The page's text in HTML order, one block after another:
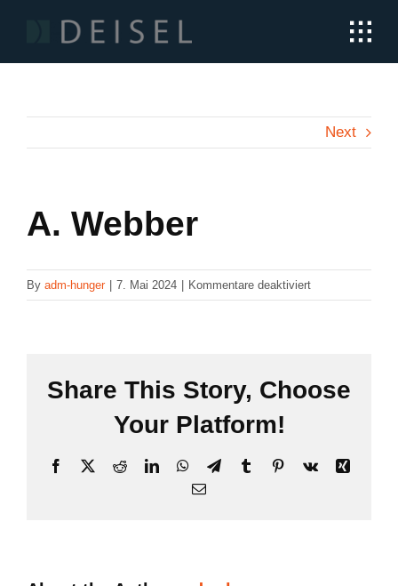
content
Next
A. Webber
By adm-hunger 7. Mai 2024 Kommentare deaktiviertfür
A.
Share This Story, Choose
Your Platform!
Facebook
X RedditLinkedInWhatsApp
TelegramTumblrPinterest
Vk
Xing
Email